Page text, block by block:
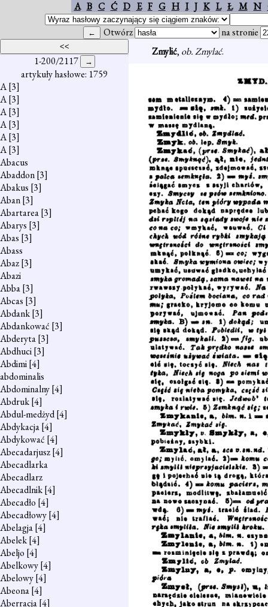
A B C Ć D E F G H I J K L Ł M N
Otwórz na stronie
1-200/2117
artykuły hasłowe: 1759
A[3]
A[3]
A[3]
A[3]
A[3]
A[3]
Abacus
Abaddon[3]
Abakus [3]
Aban[3]
Abartarea[3]
Abarys [3]
Abas [3]
Abass
Abaz[3]
Abazi
Abba[3]
Abcas [3]
Abdank[3]
Abdankować [3]
Abderyta[3]
Abdhuci[3]
Abdimi[4]
abdominalis
Abdominalny[4]
Abdruk[4]
Abdul-medżyd[4]
Abdykacja[4]
Abdykować [4]
Abecadarjusz[4]
Abecadlarka
Abecadlarz
Abecadlnik[4]
Abecadło [4]
Abecadłowy[4]
Abelagja[4]
Abelek[4]
Abeljo [4]
Abelkowy[4]
Abelowy[4]
Abeona[4]
Aberracja[4]
Zmylić, ob. Zmylać.